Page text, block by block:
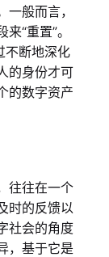
般而言，
“重置”。
不断地深化
的身份才可
的数字资产
往往在一个
时的反馈以
社会的角度
，基于它是